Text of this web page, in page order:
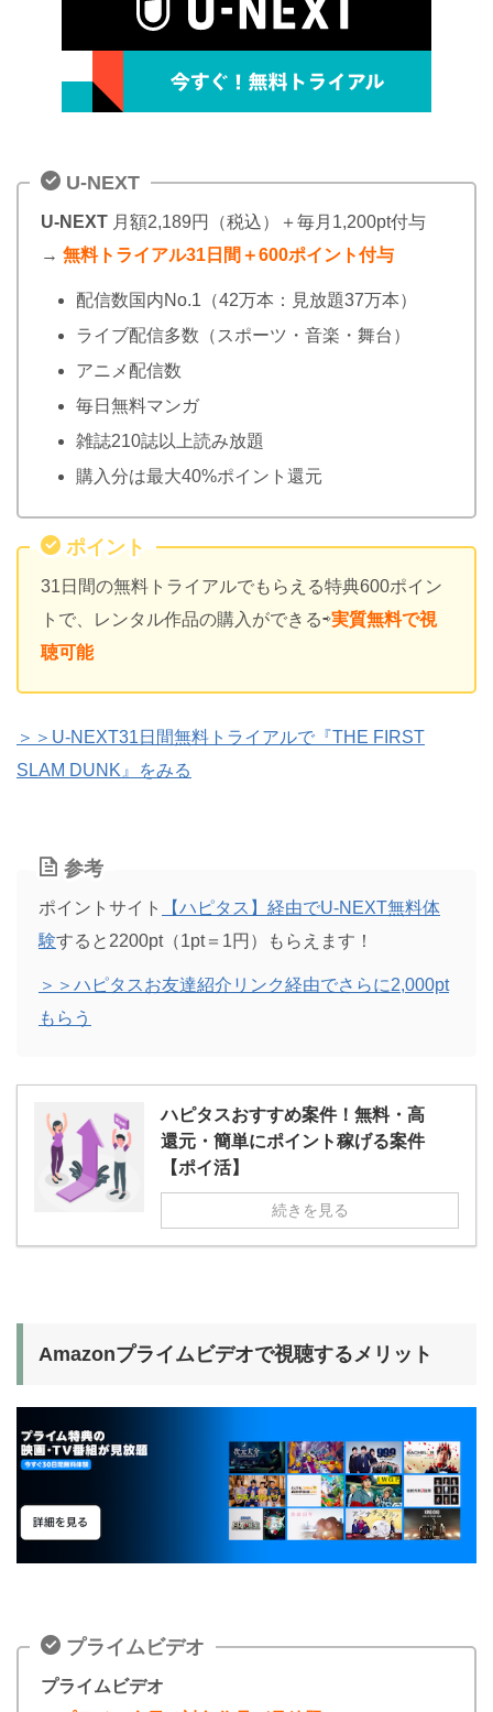
U-NEXT
U-NEXT 月額2,189円（税込）＋毎月1,200pt付与
→ 無料トライアル31日間＋600ポイント付与
配信数国内No.1（42万本：見放題37万本）
ライブ配信多数（スポーツ・音楽・舞台）
アニメ配信数
毎日無料マンガ
雑誌210誌以上読み放題
購入分は最大40%ポイント還元
ポイント
31日間の無料トライアルでもらえる特典600ポイン
トで、レンタル作品の購入ができる⇨実質無料で視
聴可能
＞＞U-NEXT31日間無料トライアルで『THE FIRST
SLAM DUNK』をみる
参考
ポイントサイト
【ハピタス】経由でU-NEXT無料体
験すると2200pt（1pt＝1円）もらえます！
＞＞ハピタスお友達紹介リンク経由でさらに2,000pt
もらう
ハピタスおすすめ案件！無料・高
還元・簡単にポイント稼げる案件
【ポイ活】
続きを見る
Amazonプライムビデオで視聴するメリット
プライムビデオ
プライムビデオ